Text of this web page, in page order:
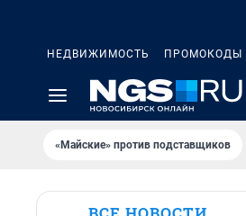
НЕДВИЖИМОСТЬ ПРОМОКОДЫ
«Майские» против подставщиков